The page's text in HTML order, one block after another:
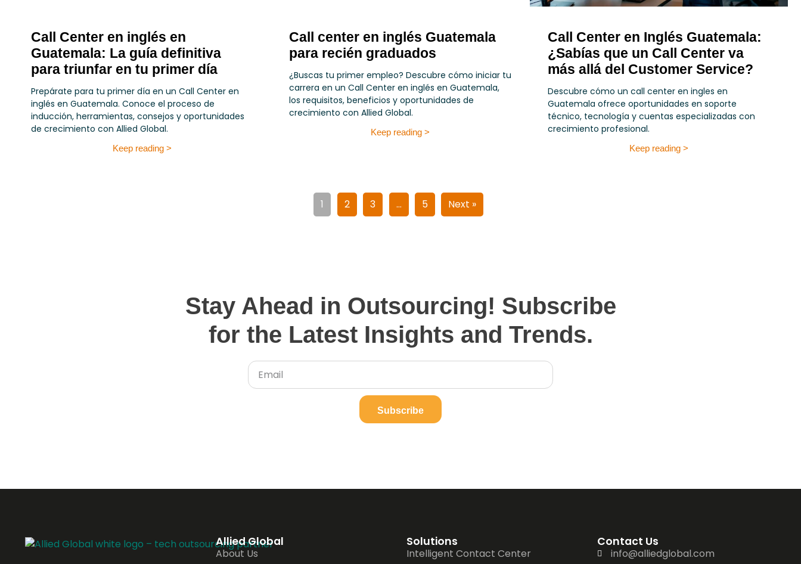
Call Center en inglés en
Guatemala: La guía definitiva
para triunfar en tu primer día
Prepárate para tu primer día en un Call Center en
inglés en Guatemala. Conoce el proceso de
inducción, herramientas, consejos y oportunidades
de crecimiento con Allied Global.
Keep reading >
Call center en inglés Guatemala
para recién graduados
¿Buscas tu primer empleo? Descubre cómo iniciar tu
carrera en un Call Center en inglés en Guatemala,
los requisitos, beneficios y oportunidades de
crecimiento con Allied Global.
Keep reading >
Call Center en Inglés Guatemala:
¿Sabías que un Call Center va
más allá del Customer Service?
Descubre cómo un call center en ingles en
Guatemala ofrece oportunidades en soporte
técnico, tecnología y cuentas especializadas con
crecimiento profesional.
Keep reading >
1 2 3 … 5 Next »
Stay Ahead in Outsourcing! Subscribe
for the Latest Insights and Trends.
Subscribe
Allied Global
About Us
Solutions
Intelligent Contact Center
Contact Us
info@alliedglobal.com